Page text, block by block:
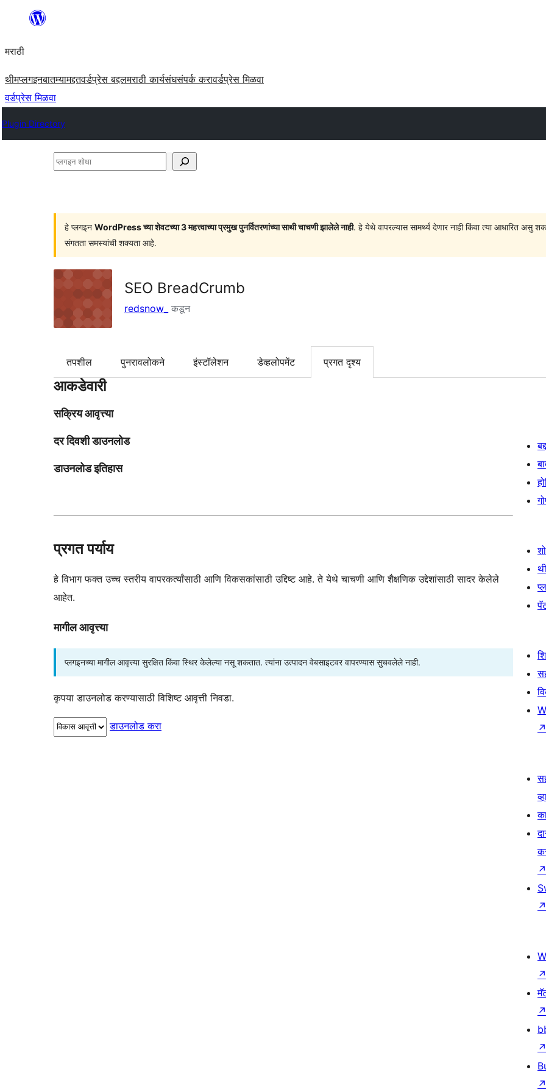
सामुग्रीवर
मराठी
थीमप्लगइनबातम्यामद्दतवर्डप्रेस बद्दलमराठी कार्यसंघसंपर्क करावर्डप्रेस मिळवा
वर्डप्रेस मिळवा
Plugin Directory
प्लगइन
हे प्लगइन WordPress च्या शेवटच्या 3 महत्त्वाच्या प्रमुख पुनर्वितरणांच्या साथी चाचणी झालेले नाही. हे येथे वापरल्यास सामर्थ्य देणार नाही किंवा त्या आधारित
संगतता समस्यांची शक्यता आहे.
SEO BreadCrumb
redsnow_ कडून
तपशील पुनरावलोकने इंस्टॉलेशन डेव्हलोपमेंट प्रगत दृश्य
आकडेवारी
सक्रिय आवृत्त्या
दर दिवशी डाउनलोड
डाउनलोड इतिहास
प्रगत पर्याय
हे विभाग फक्त उच्च स्तरीय वापरकर्त्यांसाठी आणि विकसकांसाठी उद्दिष्ट आहे. ते येथे चाचणी आणि शैक्षणिक उद्देशांसाठी सादर केलेले
आहेत.
मागील आवृत्त्या
प्लगइनच्या मागील आवृत्त्या सुरक्षित किंवा स्थिर केलेल्या नसू शकतात. त्यांना उत्पादन वेबसाइटवर वापरण्यास सुचवलेले नाही.
कृपया डाउनलोड करण्यासाठी विशिष्ट आवृत्ती निवडा.
डाउनलोड करा
↗
↗
↗
↗
↗
↗
↗